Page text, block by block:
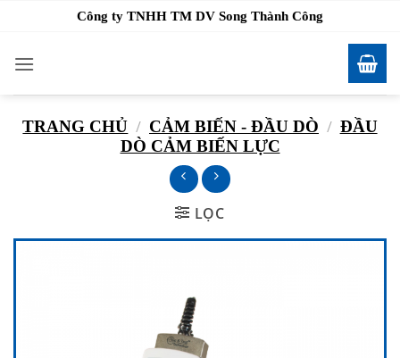
nội
dung
Công ty TNHH TM DV Song Thành Công
TRANG CHỦ / CẢM BIẾN - ĐẦU DÒ / ĐẦU
DÒ CẢM BIẾN LỰC
LỌC